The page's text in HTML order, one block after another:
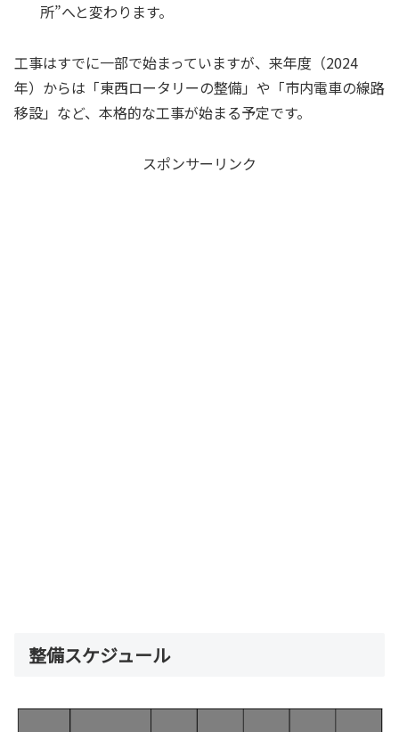
所”へと変わります。
工事はすでに一部で始まっていますが、来年度（2024
年）からは「東西ロータリーの整備」や「市内電車の線路
移設」など、本格的な工事が始まる予定です。
スポンサーリンク
整備スケジュール